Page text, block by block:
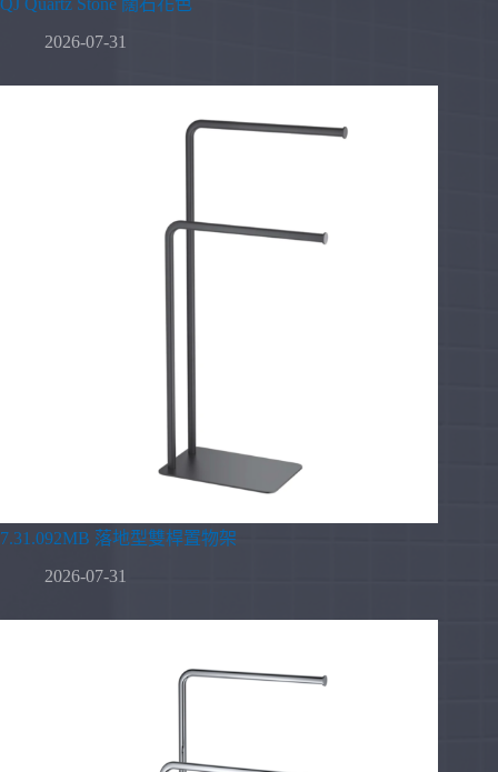
2026-07-31
7.31.092MB 落地型雙桿置物架
2026-07-31